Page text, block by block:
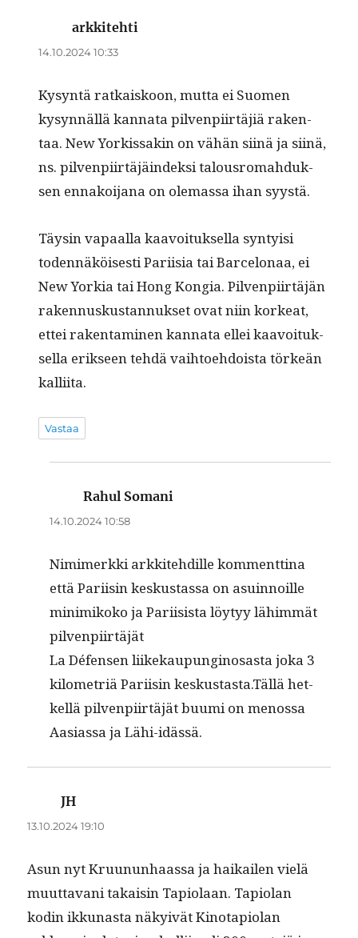
arkkitehti
14.10.2024 10:33
Kysyn­tä ratkaiskoon, mut­ta ei Suomen
kysyn­näl­lä kan­na­ta pil­ven­pi­irtäjiä rak­en­
taa. New Yorkissakin on vähän siinä ja siinä,
ns. pil­ven­pi­irtäjäin­dek­si talous­rom­ah­duk­
sen ennakoi­jana on ole­mas­sa ihan syystä.
Täysin vapaal­la kaavoituk­sel­la syn­ty­isi
toden­näköis­es­ti Pari­isia tai Barcelon­aa, ei
New Yorkia tai Hong Kon­gia. Pil­ven­pi­irtäjän
raken­nuskus­tan­nuk­set ovat niin korkeat,
ettei rak­en­t­a­mi­nen kan­na­ta ellei kaavoituk­
sel­la erik­seen tehdä vai­h­toe­hdoista törkeän
kalliita.
Vastaa
Rahul Somani
14.10.2024 10:58
Nim­imerk­ki arkkite­hdille kom­ment­ti­na
että Pari­isin keskus­tas­sa on asuin­noille
min­imikoko ja Pari­i­sista löy­tyy lähim­mät
pilvenpiirtäjät
La Défensen liikekaupungi­nosas­ta joka 3
kilo­metriä Pari­isin keskustasta.Tällä het­
kel­lä pil­ven­pi­irtäjät buu­mi on menos­sa
Aasi­as­sa ja Lähi-idässä.
JH
13.10.2024 19:10
Asun nyt Kru­u­nun­haas­sa ja haikailen vielä
muut­ta­vani takaisin Tapi­o­laan. Tapi­olan
kodin ikku­nas­ta näkyivät Kino­ta­pi­olan